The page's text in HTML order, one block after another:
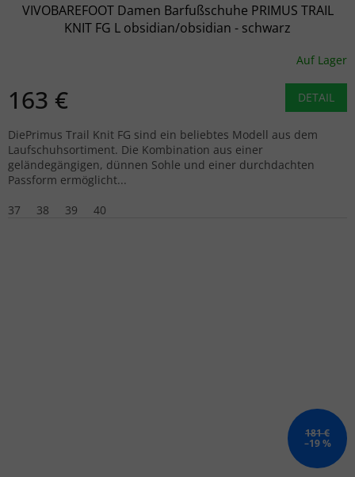
VIVOBAREFOOT Damen Barfußschuhe PRIMUS TRAIL
KNIT FG L obsidian/obsidian - schwarz
Auf Lager
163 € DETAIL
DiePrimus Trail Knit FG sind ein beliebtes Modell aus dem
Laufschuhsortiment. Die Kombination aus einer
geländegängigen, dünnen Sohle und einer durchdachten
Passform ermöglicht...
37
38 39 40
181 €
–19 %